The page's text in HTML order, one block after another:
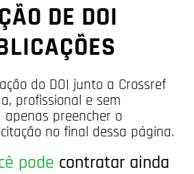
DE DOI
do DOI junto a Crossref
profissional e sem
apenas preencher o
no final dessa página.
pode contratar ainda